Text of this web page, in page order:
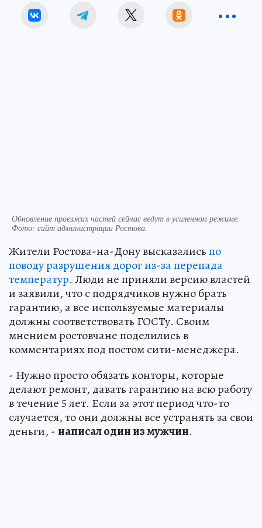
Обновление проезжих частей сейчас ведут в усиленном режиме.
Фото: сайт администрации Ростова.
Жители Ростова-на-Дону высказалисьпо
поводу разрушения дорог из-за перепада
температур. Люди не приняли версию властей
и заявили, что с подрядчиков нужно брать
гарантию, а все используемые материалы
должны соответствовать ГОСТу. Своим
мнением ростовчане поделились в
комментариях под постом сити-менеджера.
- Нужно просто обязать конторы, которые
делают ремонт, давать гарантию на всю работу
в течение 5 лет. Если за этот период что-то
случается, то они должны все устранять за свои
деньги, -написал один из мужчин.